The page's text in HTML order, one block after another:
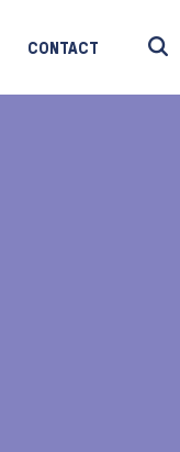
CONTACT